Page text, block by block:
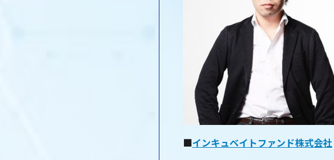
■インキュベイトファンド株式会社